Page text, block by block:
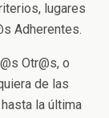
lugares
Adherentes.
Otr@s, o
de las
la última